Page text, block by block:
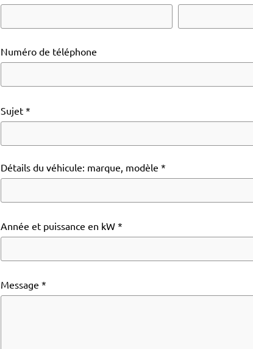
Numéro de téléphone
Sujet
Détails du véhicule: marque, modèle
Année et puissance en kW
Message